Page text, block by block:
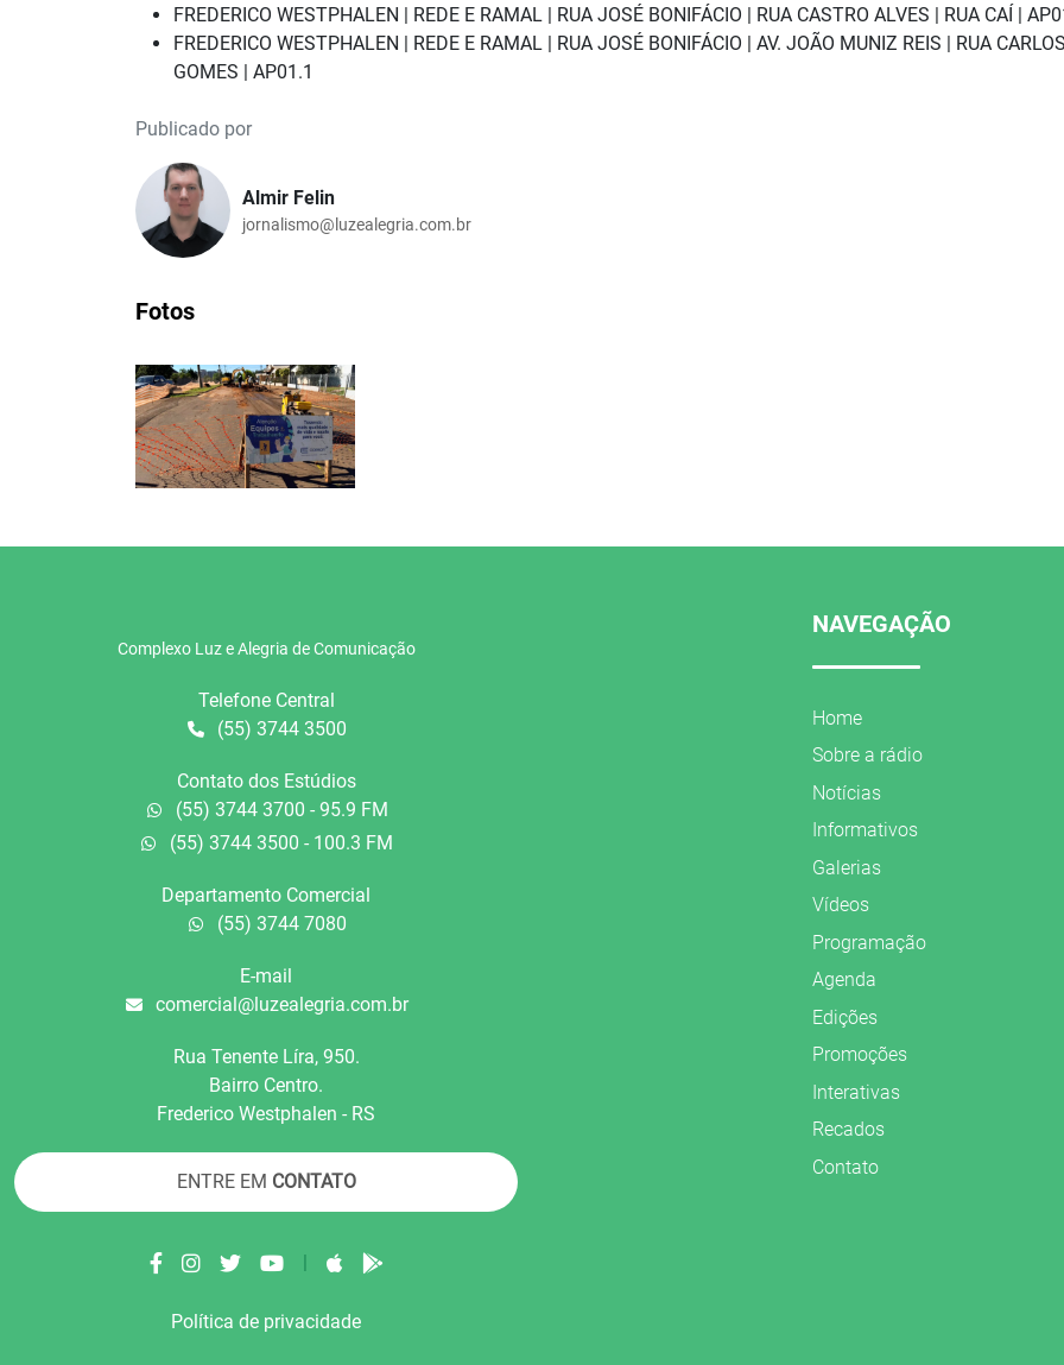
FREDERICO WESTPHALEN | REDE E RAMAL | RUA JOSÉ BONIFÁCIO | RUA CASTRO ALVES | RUA CAÍ |
FREDERICO WESTPHALEN | REDE E RAMAL | RUA JOSÉ BONIFÁCIO | AV. JOÃO MUNIZ REIS | RUA CARLOS
GOMES | AP01.1
Publicado por
Almir Felin
jornalismo@luzealegria.com.br
Fotos
Complexo Luz e Alegria de Comunicação
Telefone Central
(55) 3744 3500
Contato dos Estúdios
(55) 3744 3700 - 95.9 FM
(55) 3744 3500 - 100.3 FM
Departamento Comercial
(55) 3744 7080
E-mail
comercial@luzealegria.com.br
Rua Tenente Líra, 950.
Bairro Centro.
Frederico Westphalen - RS
ENTRE EM CONTATO
|
Política de privacidade
NAVEGAÇÃO
Home
Sobre a rádio
Notícias
Informativos
Galerias
Vídeos
Programação
Agenda
Edições
Promoções
Interativas
Recados
Contato